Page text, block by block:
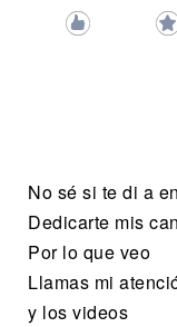
No sé si te di a
Dedicarte mis
Por lo que veo
Llamas mi
y los videos